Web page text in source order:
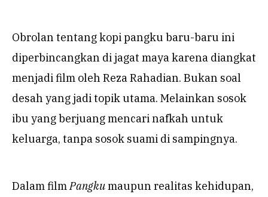
Obrolan tentang kopi pangku baru-baru ini
diperbincangkan di jagat maya karena diangkat
menjadi film oleh Reza Rahadian. Bukan soal
desah yang jadi topik utama. Melainkan sosok
ibu yang berjuang mencari nafkah untuk
keluarga, tanpa sosok suami di sampingnya.
Dalam filmPangkumaupun realitas kehidupan,